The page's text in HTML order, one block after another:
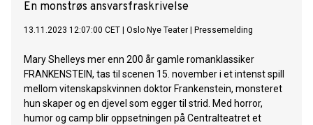
En monstrøs ansvarsfraskrivelse
13.11.2023 12:07:00 CET Oslo Nye Teater Pressemelding
Mary Shelleys mer enn 200 år gamle romanklassiker
FRANKENSTEIN, tas til scenen 15. november i et intenst spill
mellom vitenskapskvinnen doktor Frankenstein, monsteret
hun skaper og en djevel som egger til strid. Med horror,
humor og camp blir oppsetningen på Centralteatret et